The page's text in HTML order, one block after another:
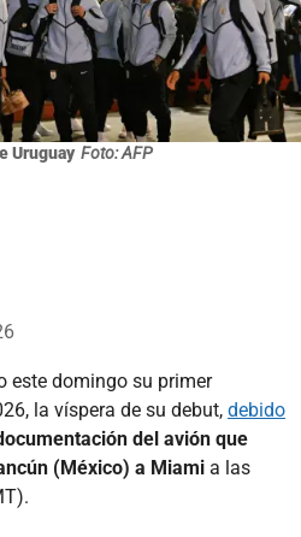
Uruguay Foto: AFP
este domingo su primer
la víspera de su debut, debido
del avión que
(México) a Miami a las